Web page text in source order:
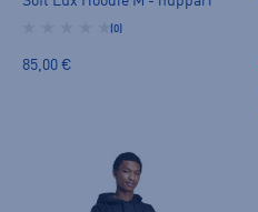
(0)
85,00 €